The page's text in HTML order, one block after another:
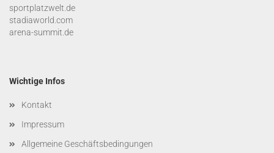
sportplatzwelt.de
stadiaworld.com
arena-summit.de
Wichtige Infos
Kontakt
Impressum
Allgemeine Geschäftsbedingungen